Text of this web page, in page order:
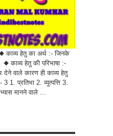
काव्य हेतु का अर्थ :- जिनके
काव्य हेतु की परिभाषा :-
देने वाले कारण ही काव्य हेतु
प्रतिभा 2. व्युत्पत्ति 3.
मानने वाले ...